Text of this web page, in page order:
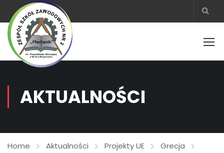
AKTUALNOŚCI
Home Aktualności Projekty UE
Grecja